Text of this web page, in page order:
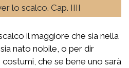
lo scalco. Cap. IIII
il maggiore che sia nella
nato nobile, o per dir
che se bene uno sarà